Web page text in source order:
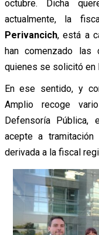
octubre. Dicha
actualmente, la
Perivancich, está a
han comenzado las
quienes se solicitó en
En ese sentido, y
Amplio recoge
Defensoría Pública,
acepte a
derivada a la fiscal